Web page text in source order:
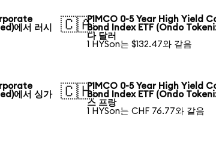
에서 러시
🇨🇦PIMCO 0-5 Year High Yield
Bond Index ETF (Ondo
다 달러
1 HYSon는 $132.47와 같음
에서 싱가
🇨🇭PIMCO 0-5 Year High Yield
Bond Index ETF (Ondo
스 프랑
1 HYSon는 CHF 76.77와 같음